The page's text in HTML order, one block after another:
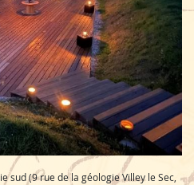
sud (9 rue de la géologie Villey le Sec,